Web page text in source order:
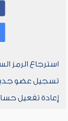
استرجاع الرمز
تسجيل عضو
إعادة تفعيل